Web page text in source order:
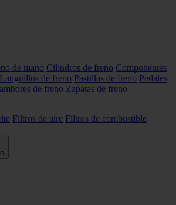
de mano Cilindros de freno Componentes
Latiguillos de freno Pastillas de freno Pedales
de freno Zapatas de freno
Filtros de aire Filtros de combustible